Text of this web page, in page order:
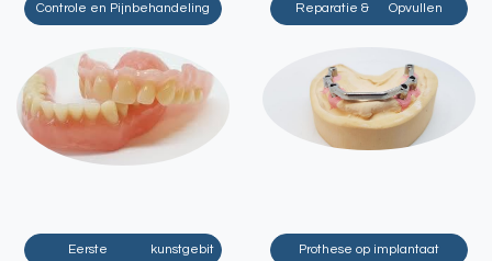
Controle en Pijnbehandeling Reparatie & Opvullen
Eerste kunstgebit Prothese op implantaat